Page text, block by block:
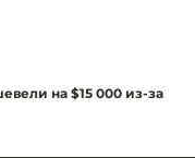
на $15 000 из-за